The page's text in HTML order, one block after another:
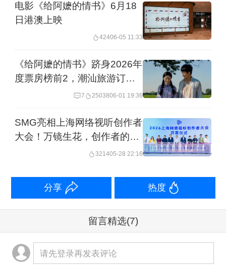
款定律，没有明星和IP、没有资金去宣
发，最初的院线排片仅4.1%，少得可
《给阿嬷的情书》吸引了大量“自来
水”（非资本支持）观众，大家自发转发
并在社交媒体发表观后感，电影的评分
远超同期其他聚集了大明星的电影。
在笔者看来，《给阿嬷的情书》能成
直致力于拍摄优质电影，传播潮汕文
此前的内容积累都让这部电影的剧本极
为优质，既有文化传承，又有情感抒
发，最重要的是真实和真诚，大部分观
电影《给阿嬷的情书》6月18
日港澳上映
42406-05 11:33
《给阿嬷的情书》跻身2026年
度票房榜前2，潮汕旅游订单
7 2503806-01 19:36
SMG亮相上海网络视听创作者
大会！万镜生花，创作者的下
一个十年在这儿！
321405-28 22:16
分享 热度
留言精选(7)
请先登录再发表评论